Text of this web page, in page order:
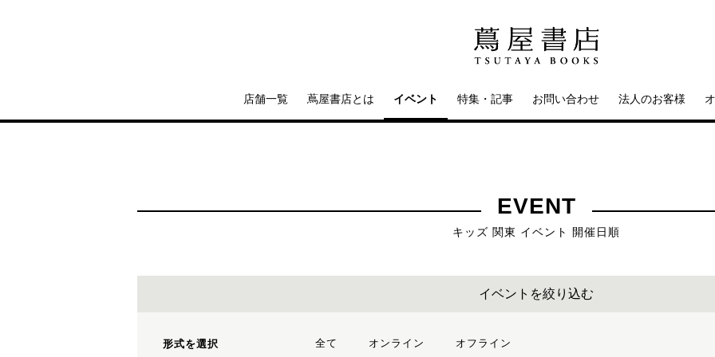
店舗一覧 蔦屋書店とは イベント 特集・記事 お問い合わせ 法人のお客様
EVENT
キッズ 関東 イベント 開催日順
イベントを絞り込む
形式を選択 全て オンライン オフライン